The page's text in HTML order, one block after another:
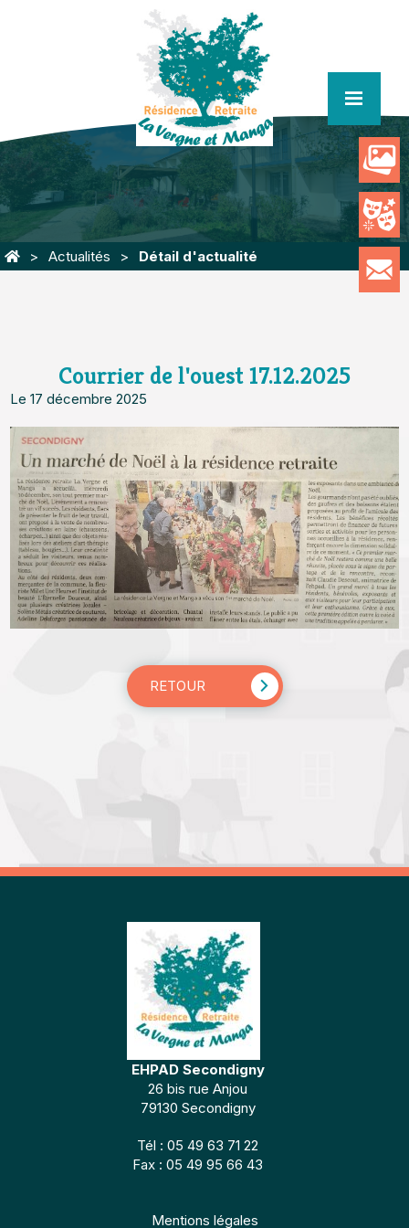
menu
Actualités Détail d'actualité
Courrier de l'ouest 17.12.2025
Le 17 décembre 2025
RETOUR
EHPAD Secondigny
26 bis rue Anjou
79130 Secondigny
Tél : 05 49 63 71 22
Fax : 05 49 95 66 43
Mentions légales